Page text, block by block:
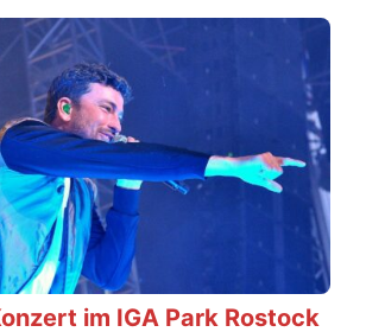
im IGA Park Rostock